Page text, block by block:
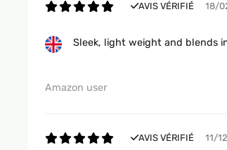
AVIS VÉRIFIÉ 18/
Sleek, light weight and blends
Amazon user
AVIS VÉRIFIÉ 11/